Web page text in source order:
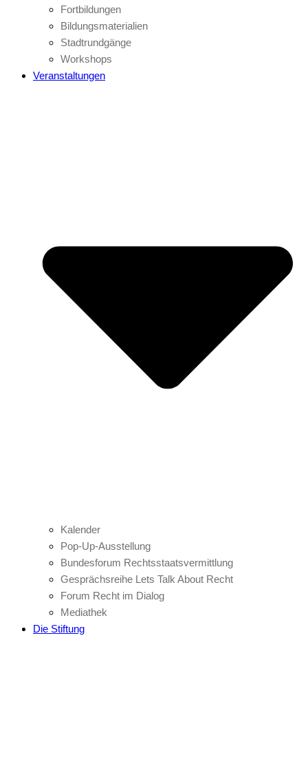
Fortbildungen
Bildungsmaterialien
Stadtrundgänge
Workshops
Veranstaltungen
Kalender
Pop-Up-Ausstellung
Bundesforum Rechtsstaatsvermittlung
Gesprächsreihe Lets Talk About Recht
Forum Recht im Dialog
Mediathek
Die Stiftung